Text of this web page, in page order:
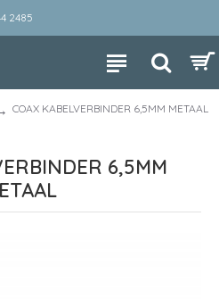
2485
COAX KABELVERBINDER 6,5MM METAAL
6,5MM